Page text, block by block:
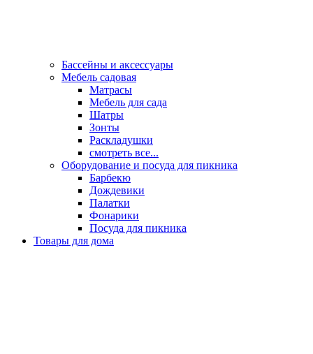
Бассейны и аксессуары
Мебель садовая
Матрасы
Мебель для сада
Шатры
Зонты
Раскладушки
смотреть все...
Оборудование и посуда для пикника
Барбекю
Дождевики
Палатки
Фонарики
Посуда для пикника
Товары для дома